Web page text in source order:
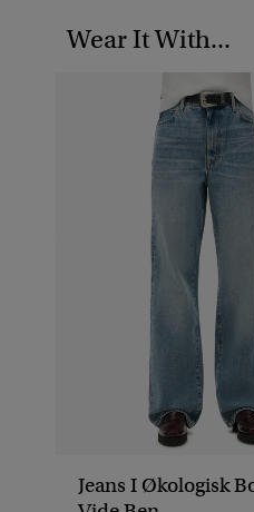
Wear It With...
Jeans I Økologisk